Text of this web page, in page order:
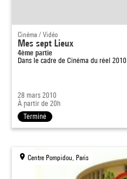
Cinéma / Vidéo
Mes sept Lieux
4ème partie
Dans le cadre de Cinéma du réel 2010
28 mars 2010
À partir de 20h
Terminé
Centre Pompidou, Paris